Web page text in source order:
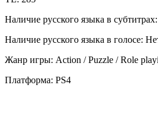
Наличие русского языка в
Наличие русского языка в голосе:
Жанр игры: Action / Puzzle / Role
Платформа: PS4